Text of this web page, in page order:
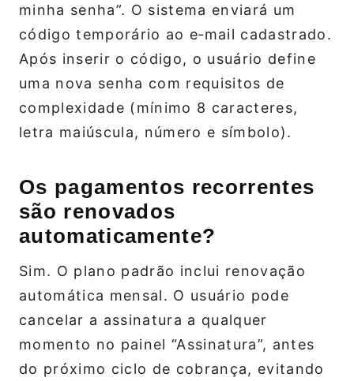
minha senha”. O sistema enviará um
código temporário ao e‑mail cadastrado.
Após inserir o código, o usuário define
uma nova senha com requisitos de
complexidade (mínimo 8 caracteres,
letra maiúscula, número e símbolo).
Os pagamentos recorrentes
são renovados
automaticamente?
Sim. O plano padrão inclui renovação
automática mensal. O usuário pode
cancelar a assinatura a qualquer
momento no painel “Assinatura”, antes
do próximo ciclo de cobrança, evitando